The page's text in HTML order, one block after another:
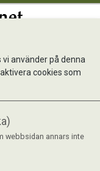
3 kg
vi använder på denna
cookies som
webbsidan annars inte